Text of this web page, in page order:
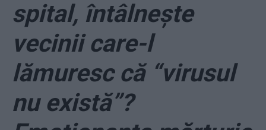
spital, întâlnește
vecinii care-l
lămuresc că “virusul
nu există”?